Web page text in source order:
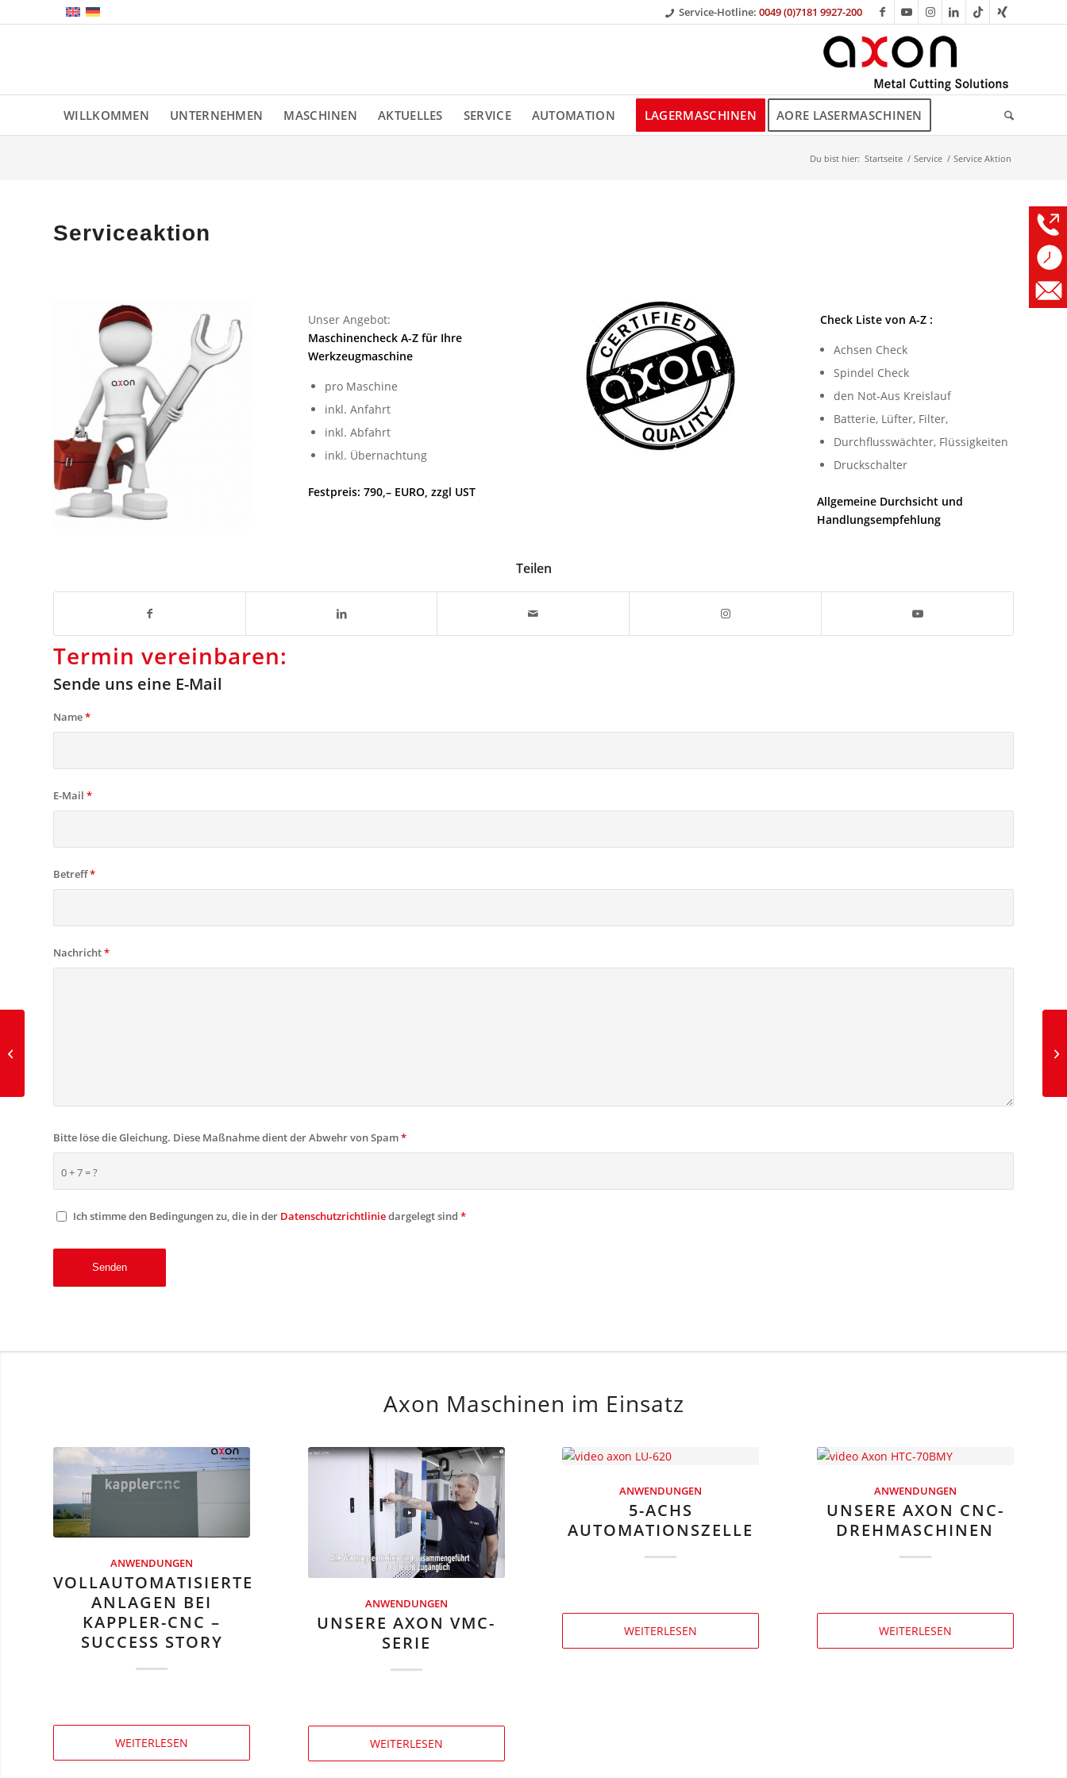
Service-Hotline: 0049 (0)7181 9927-200
WILLKOMMEN UNTERNEHMEN MASCHINEN AKTUELLES SERVICE AUTOMATION LAGERMASCHINEN AORE LASERMASCHINEN
Du bist hier: Startseite / Service / Service Aktion
Serviceaktion
Unser Angebot:
Maschinencheck A-Z für Ihre
Werkzeugmaschine
pro Maschine
inkl. Anfahrt
inkl. Abfahrt
inkl. Übernachtung
Festpreis: 790,– EURO, zzgl UST
Check Liste von A-Z :
Achsen Check
Spindel Check
den Not-Aus Kreislauf
Batterie, Lüfter, Filter,
Durchflusswächter, Flüssigkeiten
Druckschalter
Allgemeine Durchsicht und
Handlungsempfehlung
Teilen
Termin vereinbaren:
Sende uns eine E-Mail
Name*
E-Mail *
Betreff*
Nachricht*
0 + 7 = ?
Bitte löse die Gleichung. Diese Maßnahme dient der Abwehr von Spam*
Ich stimme den Bedingungen zu, die in der Datenschutzrichtliniedargelegt sind *
Axon Maschinen im Einsatz
ANWENDUNGEN
VOLLAUTOMATISIERTE
ANLAGEN BEI
KAPPLER-CNC –
SUCCESS STORY
WEITERLESEN
ANWENDUNGEN
UNSERE AXON VMC-
SERIE
WEITERLESEN
ANWENDUNGEN
5-ACHS
AUTOMATIONS­ZELLE
WEITERLESEN
ANWENDUNGEN
UNSERE AXON CNC-
DREHMASCHINEN
WEITERLESEN